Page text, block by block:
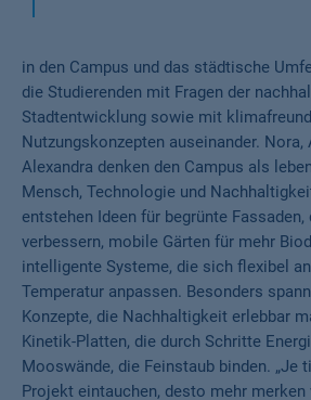
in den Campus und das städtische
die Studierenden mit Fragen der
Stadtentwicklung sowie mit
Nutzungskonzepten auseinander. Nora,
Alexandra denken den Campus als
Mensch, Technologie und
entstehen Ideen für begrünte
verbessern, mobile Gärten für mehr
intelligente Systeme, die sich flexibel
Temperatur anpassen. Besonders
Konzepte, die Nachhaltigkeit erlebbar
Kinetik-Platten, die durch Schritte
Mooswände, die Feinstaub binden. „Je
Projekt eintauchen, desto mehr merken